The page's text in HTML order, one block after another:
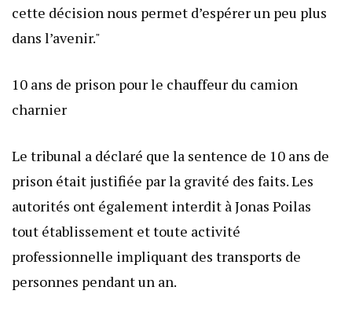
cette décision nous permet d’espérer un peu plus
dans l’avenir."
10 ans de prison pour le chauffeur du camion
charnier
Le tribunal a déclaré que la sentence de 10 ans de
prison était justifiée par la gravité des faits. Les
autorités ont également interdit à Jonas Poilas
tout établissement et toute activité
professionnelle impliquant des transports de
personnes pendant un an.